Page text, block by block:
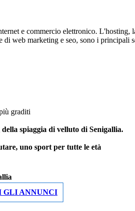
e commercio elettronico. L'hosting,
web marketing e seo, sono i principali
spiaggia di velluto di Senigallia.
uno sport per tutte le età
GLI ANNUNCI